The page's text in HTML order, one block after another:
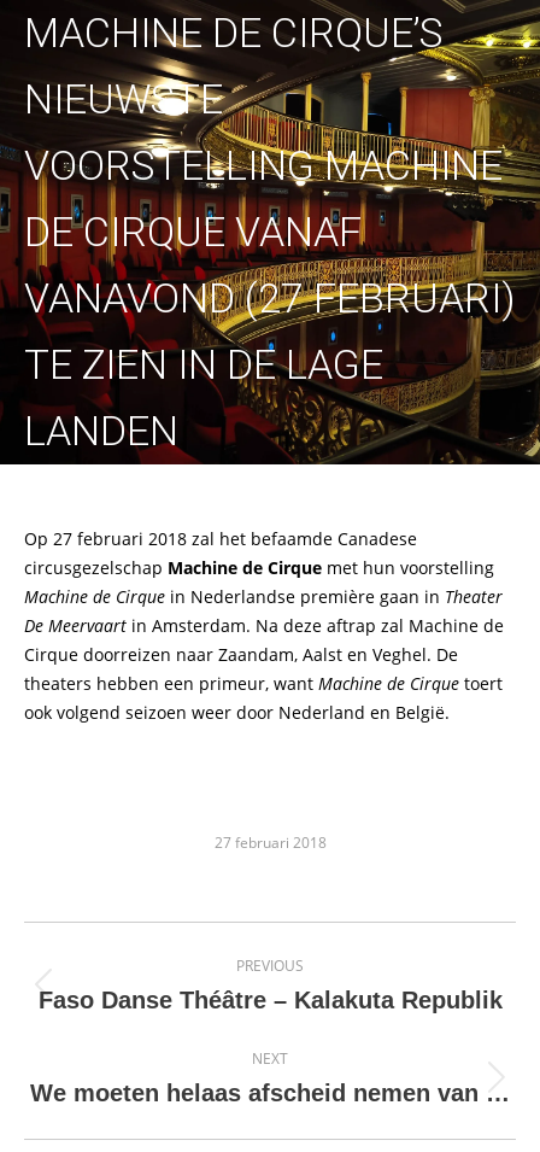
MACHINE DE CIRQUE’S
NIEUWSTE
VOORSTELLING MACHINE
DE CIRQUE VANAF
VANAVOND (27 FEBRUARI)
TE ZIEN IN DE LAGE
LANDEN
Op 27 februari 2018 zal het befaamde Canadese
circusgezelschap Machine de Cirque met hun voorstelling
Machine de Cirque in Nederlandse première gaan in Theater
De Meervaart in Amsterdam. Na deze aftrap zal Machine de
Cirque doorreizen naar Zaandam, Aalst en Veghel. De
theaters hebben een primeur, want Machine de Cirque toert
ook volgend seizoen weer door Nederland en België.
27 februari 2018
navigation
PREVIOUS
Previous
Faso Danse Théâtre – Kalakuta Republik
NEXT
Next
We moeten helaas afscheid nemen van …